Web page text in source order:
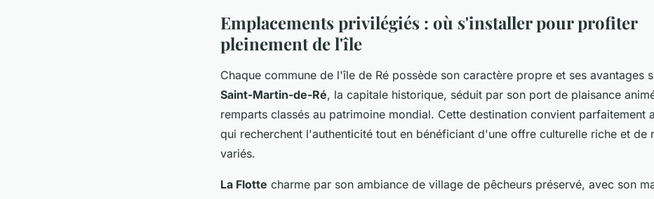
Emplacements privilégiés : où s'installer pour profiter
pleinement de l'île
Chaque commune de l'île de Ré possède son caractère propre et ses avantages
Saint-Martin-de-Ré, la capitale historique, séduit par son port de plaisance
remparts classés au patrimoine mondial. Cette destination convient parfaitement
qui recherchent l'authenticité tout en bénéficiant d'une offre culturelle riche et de
variés.
La Flotte charme par son ambiance de village de pêcheurs préservé, avec son